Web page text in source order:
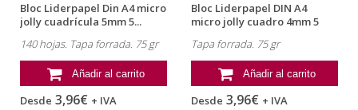
Bloc Liderpapel Din A4 micro
jolly cuadrícula 5mm 5...
140 hojas. Tapa forrada. 75 gr
Añadir al carrito
Desde 3,96€ + IVA
Bloc Liderpapel DIN A4
micro jolly cuadro 4mm 5
Tapa forrada. 75 gr
Añadir al carrito
Desde 3,96€ + IVA